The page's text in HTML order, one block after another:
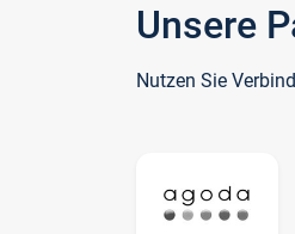
Unsere
Nutzen Sie